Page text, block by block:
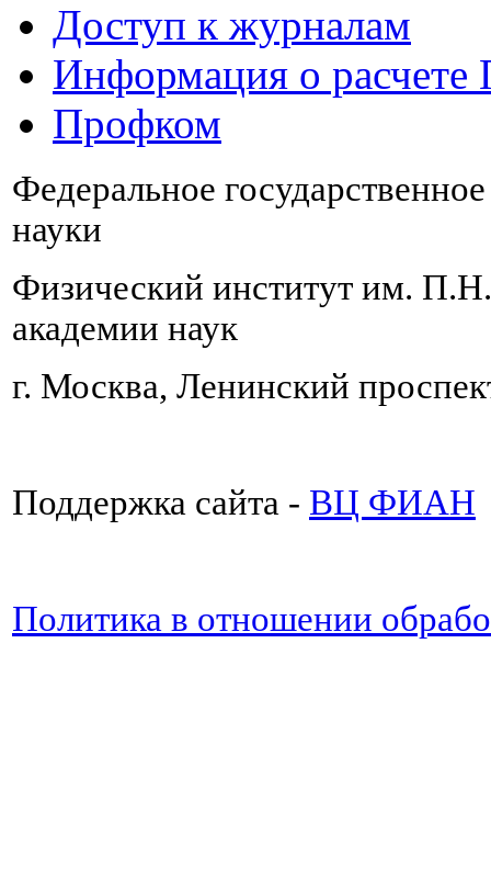
Доступ к журналам
Информация о
Профком
Федеральное
науки
Физический институт им.
академии наук
г. Москва, Ленинский
Поддержка сайта - ВЦ ФИАН
Политика в отношении